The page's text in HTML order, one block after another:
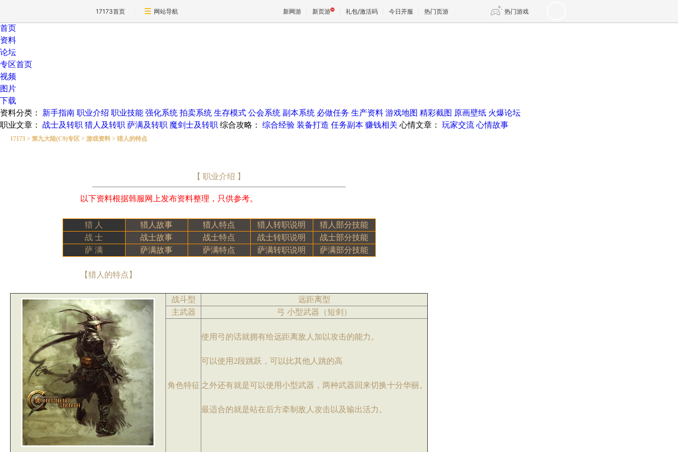
17173首页 网站导航 新网游 新页游 礼包/激活码 今日开服 热门页游 热门游戏
王权与自由 诛仙世界 新仙侠5
首页
资料
论坛
专区首页
视频
图片
下载
资料分类：
新手指南 职业介绍 职业技能 强化系统 拍卖系统 生存模式 公会系统 副本系统 必做任务 生产资料 游戏地图 精彩截图 原画壁纸 火爆论坛
职业文章：
战士及转职 猎人及转职 萨满及转职 魔剑士及转职 综合攻略： 综合经验 装备打造 任务副本 赚钱相关 心情文章： 玩家交流 心情故事
17173 > 第九大陆(C9)专区 > 游戏资料 > 猎人的特点
【 职业介绍 】
以下资料根据韩服网上发布资料整理，只供参考。
猎 人 猎人故事 猎人特点 猎人转职说明
猎人部分技能
战 士
战士故事 战士特点 战士转职说明
战士部分技能
萨 满
萨满故事 萨满特点 萨满转职说明 萨满部分技能
【猎人的特点】
战斗型
远距离型
主武器
弓 小型武器（短剑）
角色特征
使用弓的话就拥有给远距离敌人加以攻击的能力。
可以使用2段跳跃，可以比其他人跳的高
之外还有就是可以使用小型武器，两种武器回来切换十分华丽。
最适合的就是站在后方牵制敌人攻击以及输出活力。